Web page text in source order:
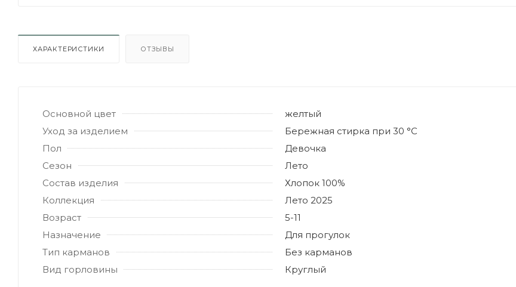
ХАРАКТЕРИСТИКИ ОТЗЫВЫ
Основной цвет
желтый
Уход за изделием
Бережная стирка при 30 °C
Пол
Девочка
Сезон
Лето
Состав изделия
Хлопок 100%
Коллекция
Лето 2025
Возраст
5-11
Назначение
Для прогулок
Тип карманов
Без карманов
Вид горловины
Круглый